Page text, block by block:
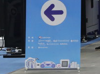
수입 규제…파생제품 15% 관세,
산 금지 행정명령 서명
하락 마감…나스닥 0.06%↓